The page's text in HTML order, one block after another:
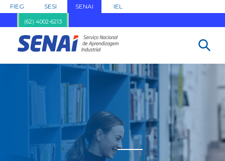
FIEG SESI SENAI IEL
(62) 4002-6213